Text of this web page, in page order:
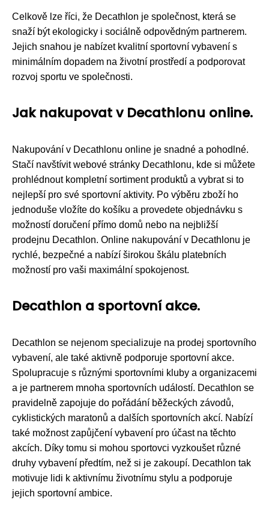
Celkově lze říci, že Decathlon je společnost, která se
snaží být ekologicky i sociálně odpovědným partnerem.
Jejich snahou je nabízet kvalitní sportovní vybavení s
minimálním dopadem na životní prostředí a podporovat
rozvoj sportu ve společnosti.
Jak nakupovat v Decathlonu online.
Nakupování v Decathlonu online je snadné a pohodlné.
Stačí navštívit webové stránky Decathlonu, kde si můžete
prohlédnout kompletní sortiment produktů a vybrat si to
nejlepší pro své sportovní aktivity. Po výběru zboží ho
jednoduše vložíte do košíku a provedete objednávku s
možností doručení přímo domů nebo na nejbližší
prodejnu Decathlon. Online nakupování v Decathlonu je
rychlé, bezpečné a nabízí širokou škálu platebních
možností pro vaši maximální spokojenost.
Decathlon a sportovní akce.
Decathlon se nejenom specializuje na prodej sportovního
vybavení, ale také aktivně podporuje sportovní akce.
Spolupracuje s různými sportovními kluby a organizacemi
a je partnerem mnoha sportovních událostí. Decathlon se
pravidelně zapojuje do pořádání běžeckých závodů,
cyklistických maratonů a dalších sportovních akcí. Nabízí
také možnost zapůjčení vybavení pro účast na těchto
akcích. Díky tomu si mohou sportovci vyzkoušet různé
druhy vybavení předtím, než si je zakoupí. Decathlon tak
motivuje lidi k aktivnímu životnímu stylu a podporuje
jejich sportovní ambice.